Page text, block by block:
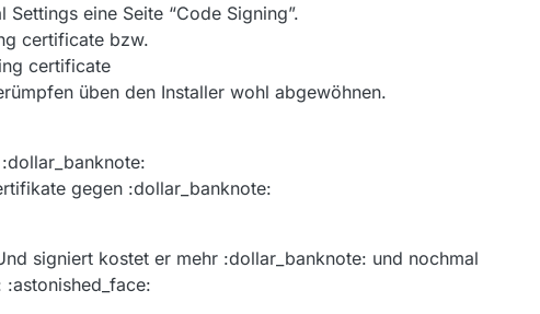
eine Seite “Code Signing”.
certificate bzw.
certificate
üben den Installer wohl abgewöhnen.
gegen :dollar_banknote:
signiert kostet er mehr :dollar_banknote: und nochmal